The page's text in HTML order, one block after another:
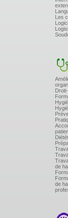
Le
Alternance
d'exercices
de
Travail sur
session et le
Les
de
de